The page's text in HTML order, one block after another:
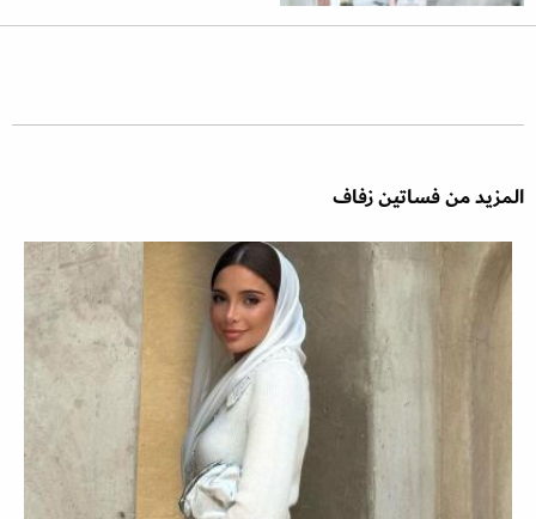
المزيد من فساتين زفاف